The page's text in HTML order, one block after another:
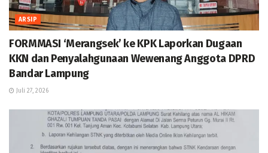
ARSIP
FORMMASI ‘Merangsek’ ke KPK Laporkan Dugaan
KKN dan Penyalahgunaan Wewenang Anggota DPRD
Bandar Lampung
Juli 27, 2026